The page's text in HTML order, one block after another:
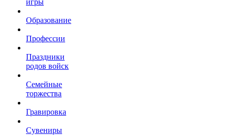
игры
Образование
Профессии
Праздники
родов войск
Семейные
торжества
Гравировка
Сувениры